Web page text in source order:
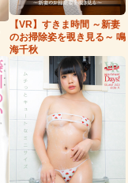
【VR】すきま時間 ～新妻
のお掃除姿を覗き見る～ 鳴
海千秋